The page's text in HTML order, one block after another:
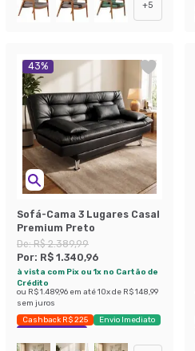
+5
43%
Sofá-Cama 3 Lugares Casal
Premium Preto
De:R$ 2.389,99
Por: R$ 1.340,96
à vista com Pix ou 1x no Cartão de
Crédito
ou R$ 1.489,96 em até10x de R$ 148,99
sem juros
Cashback R$ 225
Envio Imediato
Exclusivo Mobly